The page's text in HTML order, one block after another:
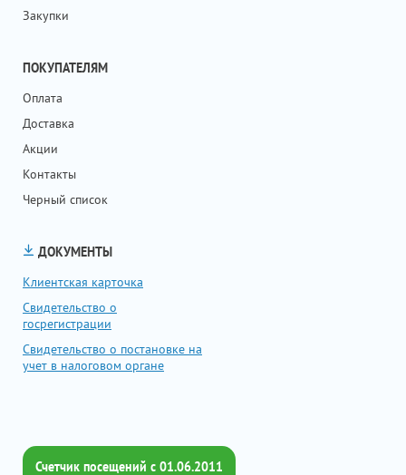
Закупки
ПОКУПАТЕЛЯМ
Оплата
Доставка
Акции
Контакты
Черный список
ДОКУМЕНТЫ
Клиентская карточка
Свидетельство о
госрегистрации
Свидетельство о постановке на
учет в налоговом органе
Счетчик посещений c 01.06.2011